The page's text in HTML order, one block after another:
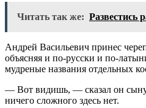
Читать так же: Развестись
Андрей Васильевич принес
объясняя и по-русски и по-
мудреные названия отдельных
— Вот видишь, — сказал он
ничего сложного здесь нет.